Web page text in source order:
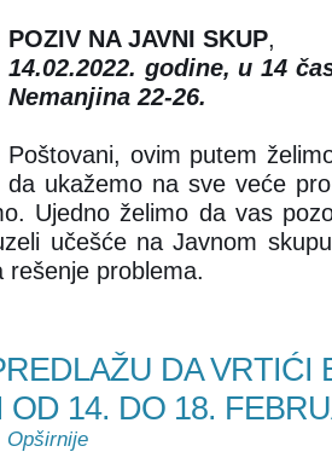
POZIV NA JAVNI SKUP,
14.02.2022. godine, u 14
Nemanjina 22-26.
Poštovani, ovim putem
da ukažemo na sve veće
Ujedno želimo da vas
učešće na Javnom
rešenje problema.
DA VRTIĆI
OD 14. DO 18.
Opširnije